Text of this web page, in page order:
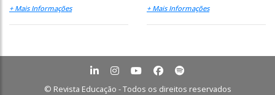
+ Mais Informações + Mais Informações
© Revista Educação - Todos os direitos reservados